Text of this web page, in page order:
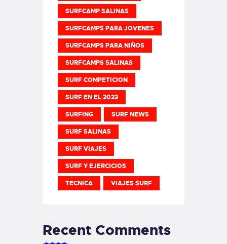
SURFCAMP SALINAS
SURFCAMPS PARA JOVENES
SURFCAMPS PARA NIÑOS
SURFCAMPS SALINAS
SURF COMPETICION
SURF EN EL 2023
SURFING SURF NEWS
SURF SALINAS
SURF VIAJES
SURF Y EJERCICIOS
TECNICA VIAJES SURF
Recent Comments